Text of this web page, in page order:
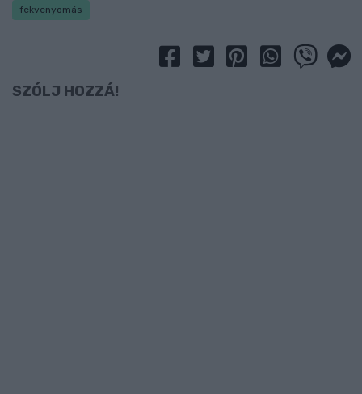
fekvenyomás
SZÓLJ HOZZÁ!